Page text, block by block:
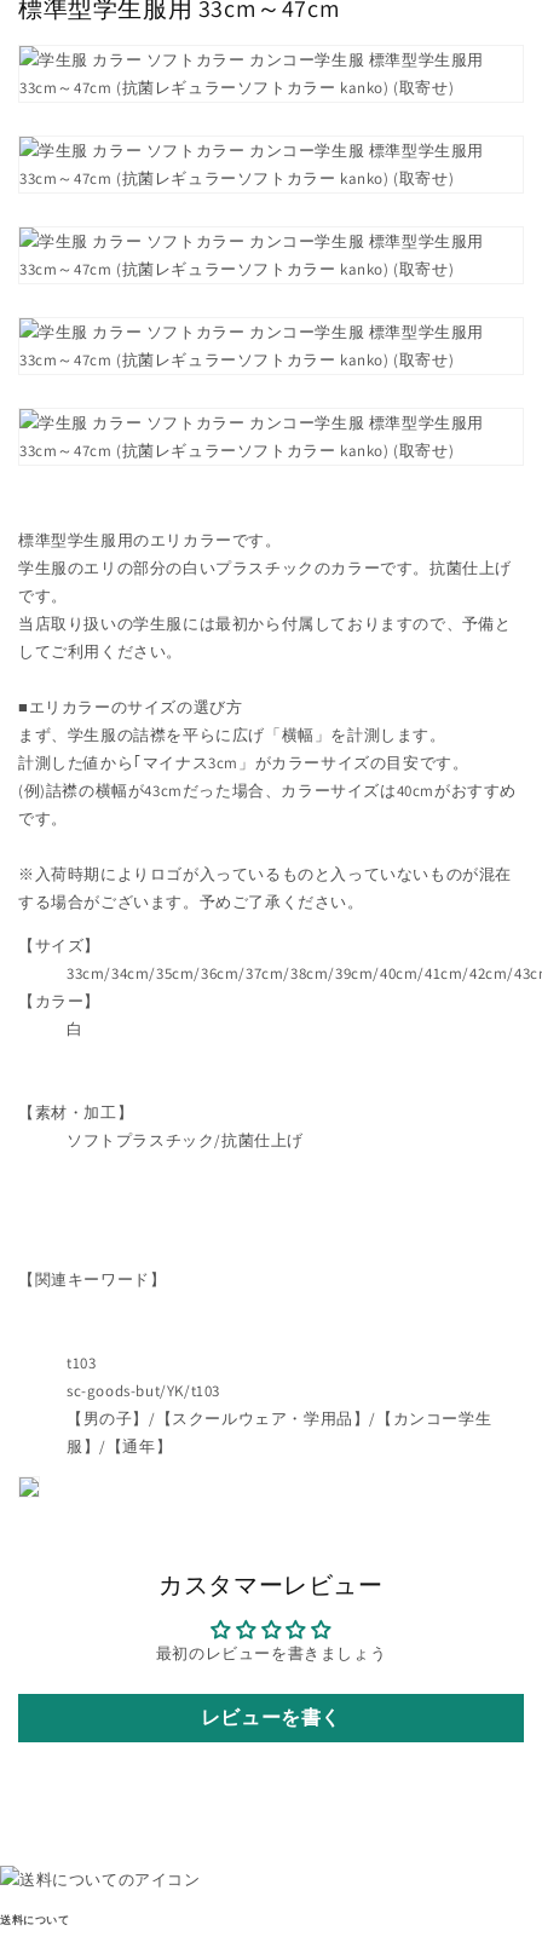
ラ
ー
カ
コ
ー
生
型
服
用
47cm
(抗
菌
レ
ギ
ラ
ー
ソ
フ
ト
カ
ラ
kanko)
(取
寄
せ)
量
を
ラ
ー
カ
コ
ー
生
服
型
学
服
用
47cm
(抗
レ
ギ
ラ
ー
ソ
フ
カ
ラ
ー
(取
を
標準型学生服用 33cm～47cm
標準型学生服用のエリカラーです。
学生服のエリの部分の白いプラスチックのカラーです。抗菌仕上げ
です。
当店取り扱いの学生服には最初から付属しておりますので、予備と
してご利用ください。
■エリカラーのサイズの選び方
まず、学生服の詰襟を平らに広げ「横幅」を計測します。
計測した値から｢マイナス3cm」がカラーサイズの目安です。
(例)詰襟の横幅が43cmだった場合、カラーサイズは40cmがおすすめ
です。
※入荷時期によりロゴが入っているものと入っていないものが混在
する場合がございます。予めご了承ください。
【サイズ】
33cm/34cm/35cm/36cm/37cm/38cm/39cm/40cm/41cm/42cm/
【カラー】
白
【素材・加工】
ソフトプラスチック/抗菌仕上げ
【関連キーワード】
t103
sc-goods-but/YK/t103
【男の子】/【スクールウェア・学用品】/【カンコー学生
服】/【通年】
カスタマーレビュー
最初のレビューを書きましょう
レビューを書く
送料について